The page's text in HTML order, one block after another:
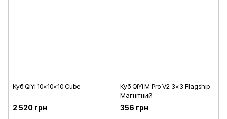
Куб QiYi 10x10x10 Cube
2 520 грн
Куб QiYi M Pro V2 3x3 Flagship
Магнітний
356 грн